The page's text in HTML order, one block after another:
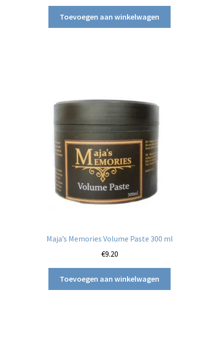
Toevoegen aan winkelwagen
Maja’s Memories Volume Paste 300 ml
€9.20
Toevoegen aan winkelwagen